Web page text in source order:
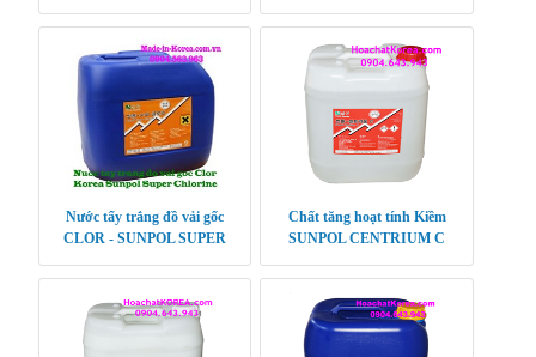
Nước tẩy trắng đồ vải gốc
CLOR - SUNPOL SUPER
Chất tăng hoạt tính Kiềm
SUNPOL CENTRIUM C